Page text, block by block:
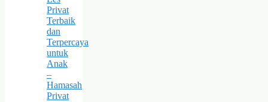
Privat
Terbaik
dan
Terpercaya
untuk
Anak
–
Hamasah
Privat